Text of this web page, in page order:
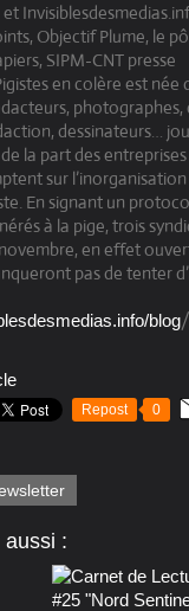
Objectif Plume, le
SIPM-CNT presse
en colère est née
dessinateurs…
la part des
sur
En signant un
à la pige, trois
en effet
pas de tenter
blog/
Repost 0
aussi :